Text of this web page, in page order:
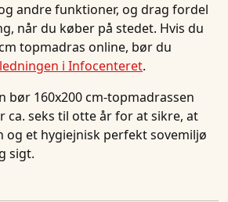
andre funktioner, og drag fordel
når du køber på stedet. Hvis du
topmadras online, bør du
i Infocenteret.
bør 160x200 cm-topmadrassen
ca. seks til otte år for at sikre, at
og et hygiejnisk perfekt sovemiljø
sigt.